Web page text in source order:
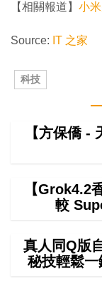
【相關報道】 小
Source: IT 之家
科技
【方保僑 -
【Grok4.2
較
真人同Q版
秘技輕鬆